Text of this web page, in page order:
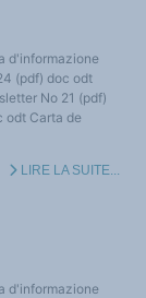
d'informazione
(pdf) doc odt
No 21 (pdf)
odt Carta de
LIRE LA SUITE...
d'informazione